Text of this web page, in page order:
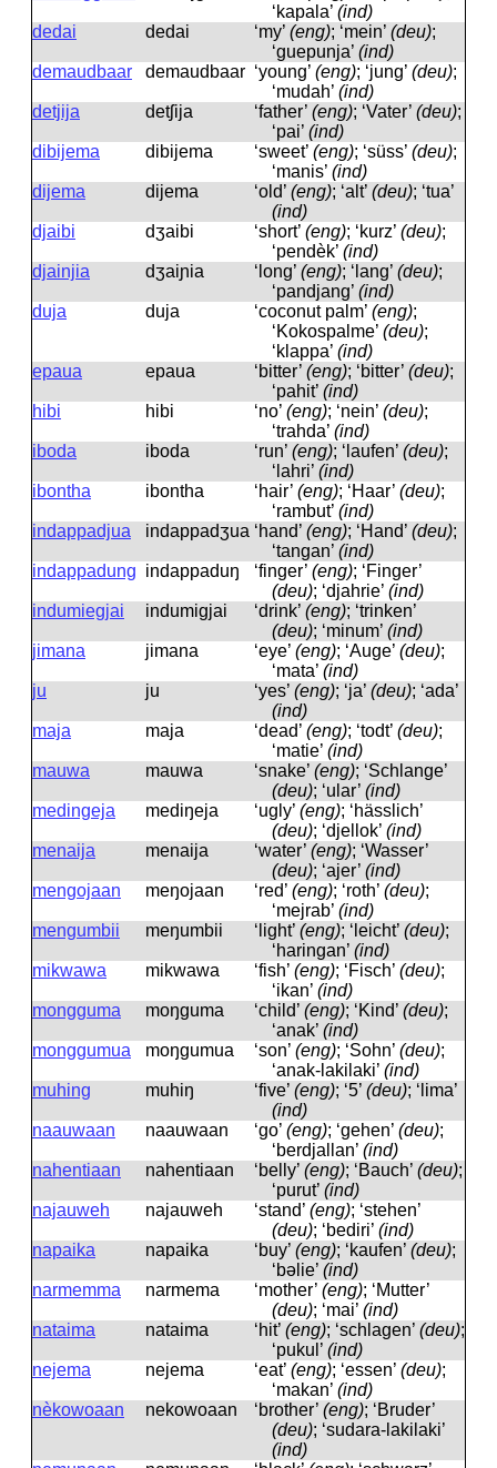
‘kapala’ (ind)
dedai
dedai ‘my’ (eng); ‘mein’ (deu);
‘guepunja’ (ind)
demaudbaar
demaudbaar ‘young’ (eng); ‘jung’ (deu);
‘mudah’ (ind)
detjija
detʃija ‘father’ (eng); ‘Vater’ (deu);
‘pai’ (ind)
dibijema
dibijema ‘sweet’ (eng); ‘süss’ (deu);
‘manis’ (ind)
dijema
dijema ‘old’ (eng); ‘alt’ (deu); ‘tua’
(ind)
djaibi
dʒaibi ‘short’ (eng); ‘kurz’ (deu);
‘pendèk’ (ind)
djainjia
dʒaiɲia ‘long’ (eng); ‘lang’ (deu);
‘pandjang’ (ind)
duja
duja ‘coconut palm’ (eng);
‘Kokospalme’ (deu);
‘klappa’ (ind)
epaua
epaua ‘bitter’ (eng); ‘bitter’ (deu);
‘pahit’ (ind)
hibi
hibi ‘no’ (eng); ‘nein’ (deu);
‘trahda’ (ind)
iboda
iboda ‘run’ (eng); ‘laufen’ (deu);
‘lahri’ (ind)
ibontha
ibontha ‘hair’ (eng); ‘Haar’ (deu);
‘rambut’ (ind)
indappadjua
indappadʒua ‘hand’ (eng); ‘Hand’ (deu);
‘tangan’ (ind)
indappadung indappaduŋ ‘finger’ (eng); ‘Finger’
(deu); ‘djahrie’ (ind)
indumiegjai
indumigjai ‘drink’ (eng); ‘trinken’
(deu); ‘minum’ (ind)
jimana
jimana ‘eye’ (eng); ‘Auge’ (deu);
‘mata’ (ind)
ju
ju ‘yes’ (eng); ‘ja’ (deu); ‘ada’
(ind)
maja
maja ‘dead’ (eng); ‘todt’ (deu);
‘matie’ (ind)
mauwa
mauwa ‘snake’ (eng); ‘Schlange’
(deu); ‘ular’ (ind)
medingeja
mediŋeja ‘ugly’ (eng); ‘hässlich’
(deu); ‘djellok’ (ind)
menaija
menaija ‘water’ (eng); ‘Wasser’
(deu); ‘ajer’ (ind)
mengojaan
meŋojaan ‘red’ (eng); ‘roth’ (deu);
‘mejrab’ (ind)
mengumbii
meŋumbii ‘light’ (eng); ‘leicht’ (deu);
‘haringan’ (ind)
mikwawa
mikwawa ‘fish’ (eng); ‘Fisch’ (deu);
‘ikan’ (ind)
mongguma
moŋguma ‘child’ (eng); ‘Kind’ (deu);
‘anak’ (ind)
monggumua
moŋgumua ‘son’ (eng); ‘Sohn’ (deu);
‘anak-lakilaki’ (ind)
muhing
muhiŋ ‘five’ (eng); ‘5’ (deu); ‘lima’
(ind)
naauwaan
naauwaan ‘go’ (eng); ‘gehen’ (deu);
‘berdjallan’ (ind)
nahentiaan
nahentiaan ‘belly’ (eng); ‘Bauch’ (deu);
‘purut’ (ind)
najauweh
najauweh ‘stand’ (eng); ‘stehen’
(deu); ‘bediri’ (ind)
napaika
napaika ‘buy’ (eng); ‘kaufen’ (deu);
‘bǝlie’ (ind)
narmemma
narmema ‘mother’ (eng); ‘Mutter’
(deu); ‘mai’ (ind)
nataima
nataima ‘hit’ (eng); ‘schlagen’ (deu);
‘pukul’ (ind)
nejema
nejema ‘eat’ (eng); ‘essen’ (deu);
‘makan’ (ind)
nèkowoaan
nekowoaan ‘brother’ (eng); ‘Bruder’
(deu); ‘sudara-lakilaki’
(ind)